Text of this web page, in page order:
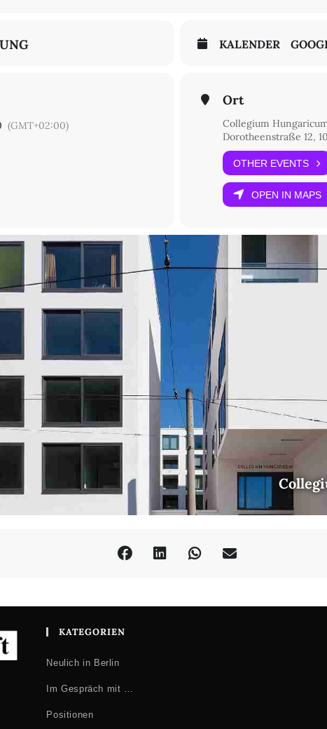
KALENDER
(GMT+02:00)
Ort
Collegium
Dorotheenstraße 12,
OTHER EVENTS
OPEN IN MAPS
KATEGORIEN
Neulich in Berlin
Im Gespräch mit …
Positionen